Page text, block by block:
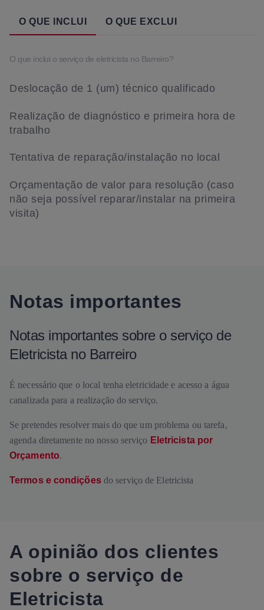
O QUE INCLUI O QUE EXCLUI
O que inclui o serviço de eletricista no Barreiro?
Deslocação de 1 (um) técnico qualificado
Realização de diagnóstico e primeira hora de
trabalho
Tentativa de reparação/instalação no local
Orçamentação de valor para resolução (caso
não seja possível reparar/instalar na primeira
visita)
Notas importantes
Notas importantes sobre o serviço de
Eletricista no Barreiro
É necessário que o local tenha eletricidade e acesso a água
canalizada para a realização do serviço.
Se pretendes resolver mais do que um problema ou tarefa,
agenda diretamente no nosso serviço Eletricista por
Orçamento.
Termos e condiçõesdo serviço de Eletricista
A opinião dos clientes
sobre o serviço de
Eletricista